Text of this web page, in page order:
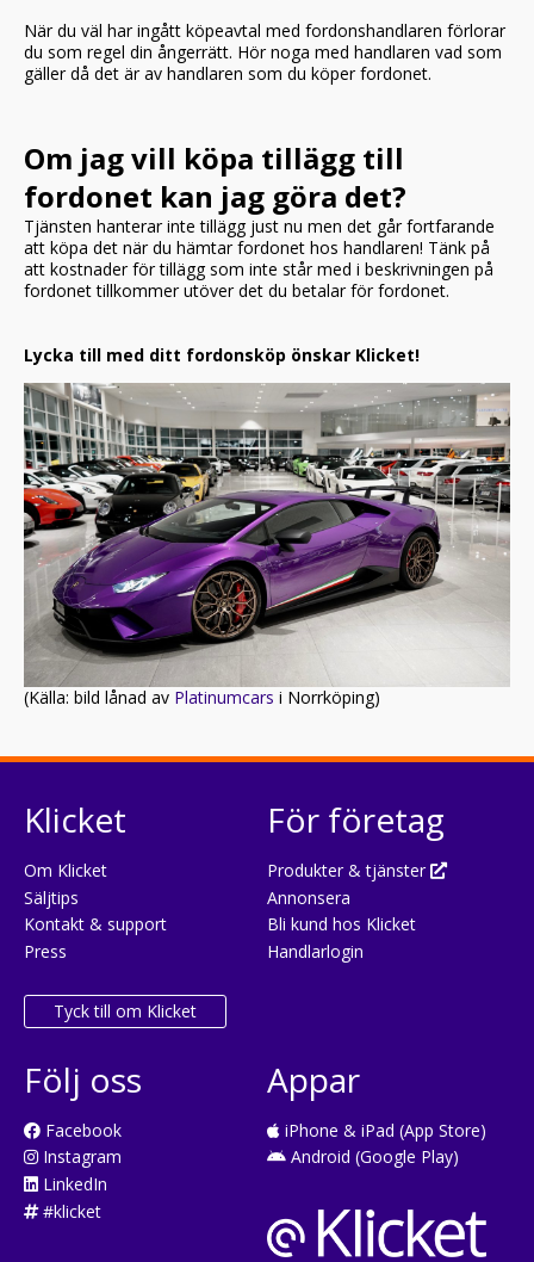
När du väl har ingått köpeavtal med fordonshandlaren förlorar
du som regel din ångerrätt. Hör noga med handlaren vad som
gäller då det är av handlaren som du köper fordonet.
Om jag vill köpa tillägg till
fordonet kan jag göra det?
Tjänsten hanterar inte tillägg just nu men det går fortfarande
att köpa det när du hämtar fordonet hos handlaren! Tänk på
att kostnader för tillägg som inte står med i beskrivningen på
fordonet tillkommer utöver det du betalar för fordonet.
Lycka till med ditt fordonsköp önskar Klicket!
(Källa: bild lånad av Platinumcars i Norrköping)
Klicket
Om Klicket
Säljtips
Kontakt & support
Press
Tyck till om Klicket
För företag
Produkter & tjänster
Annonsera
Bli kund hos Klicket
Handlarlogin
Följ oss
Facebook
Instagram
LinkedIn
#klicket
Appar
iPhone & iPad (App Store)
Android (Google Play)